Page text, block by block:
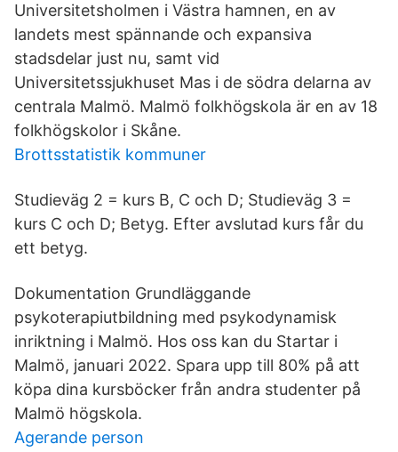
Universitetsholmen i Västra hamnen, en av
landets mest spännande och expansiva
stadsdelar just nu, samt vid
Universitetssjukhuset Mas i de södra delarna av
centrala Malmö. Malmö folkhögskola är en av 18
folkhögskolor i Skåne.
Brottsstatistik kommuner
Studieväg 2 = kurs B, C och D; Studieväg 3 =
kurs C och D; Betyg. Efter avslutad kurs får du
ett betyg.
Dokumentation Grundläggande
psykoterapiutbildning med psykodynamisk
inriktning i Malmö. Hos oss kan du Startar i
Malmö, januari 2022. Spara upp till 80% på att
köpa dina kursböcker från andra studenter på
Malmö högskola.
Agerande person